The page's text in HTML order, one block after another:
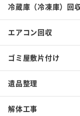
冷蔵庫（冷凍庫）回
エアコン回収
ゴミ屋敷片付け
遺品整理
解体工事